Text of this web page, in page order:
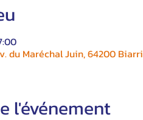
du Maréchal Juin, 64200
l'événement